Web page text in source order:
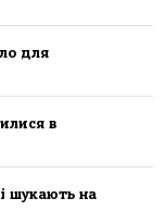
для
в
шукають на